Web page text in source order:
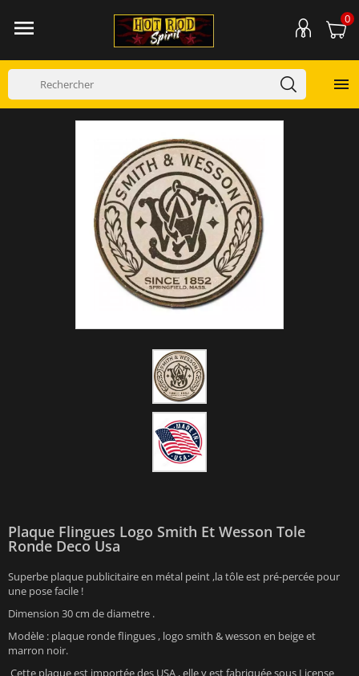
 0

Plaque Flingues Logo Smith Et Wesson Tole
Ronde Deco Usa
Superbe plaque publicitaire en métal peint ,la tôle est pré-percée pour
une pose facile !
Dimension 30 cm de diametre .
Modèle : plaque ronde flingues , logo smith & wesson en beige et
marron noir.